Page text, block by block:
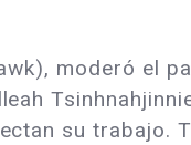
moderó el
su trabajo.